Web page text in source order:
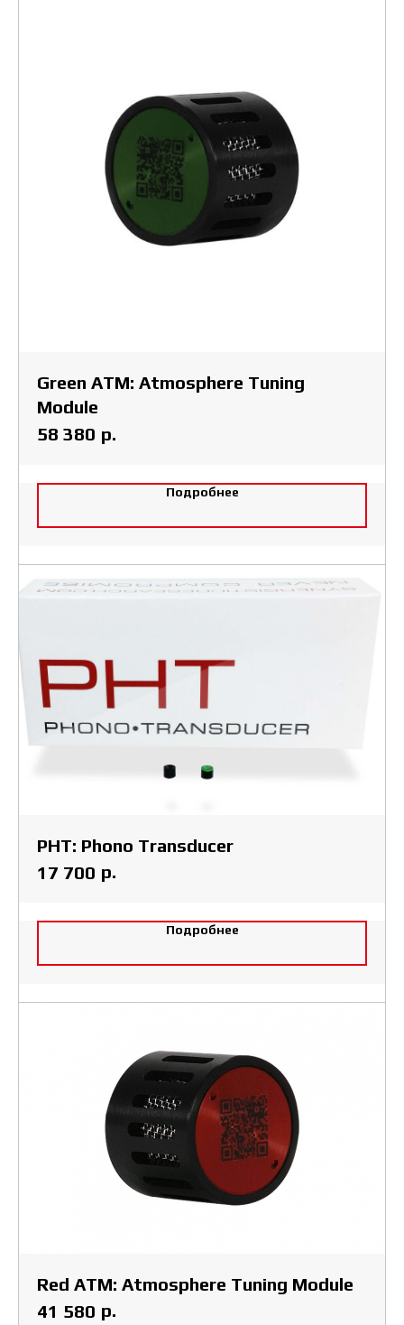
Green ATM: Atmosphere Tuning
Module
58 380 р.
Подробнее
PHT: Phono Transducer
17 700 р.
Подробнее
Red ATM: Atmosphere Tuning Module
41 580 р.